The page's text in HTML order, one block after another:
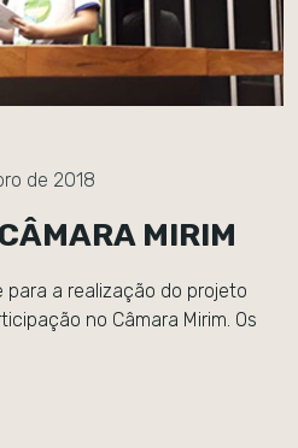
de 2018
MIRIM
a realização do projeto
no Câmara Mirim. Os